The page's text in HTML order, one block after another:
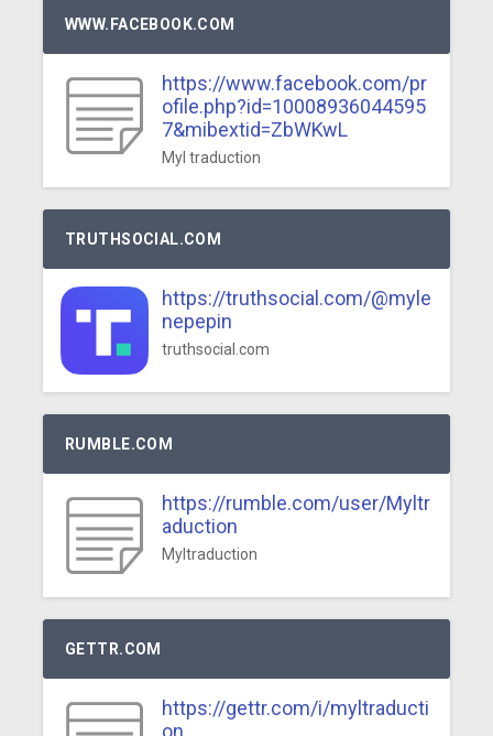
WWW.FACEBOOK.COM
https://www.facebook.com/pr
ofile.php?id=10008936044595
7&mibextid=ZbWKwL
Myl traduction
TRUTHSOCIAL.COM
https://truthsocial.com/@myle
nepepin
truthsocial.com
RUMBLE.COM
https://rumble.com/user/Myltr
aduction
Myltraduction
GETTR.COM
https://gettr.com/i/myltraducti
on